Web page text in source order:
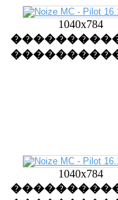
1040x784
1040x784